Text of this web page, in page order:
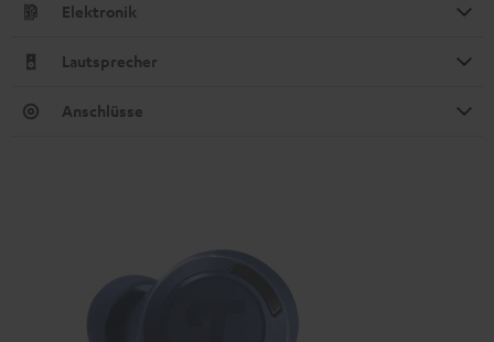
Elektronik
Lautsprecher
Anschlüsse